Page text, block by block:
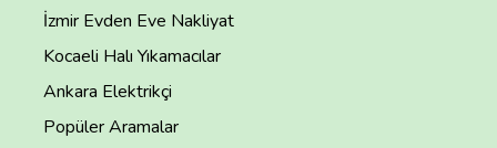
İzmir Evden Eve Nakliyat
Kocaeli Halı Yıkamacılar
Ankara Elektrikçi
Popüler Aramalar